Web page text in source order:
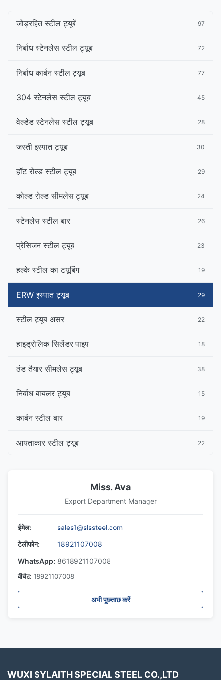
जोड़रहित स्टील ट्यूबें 97
निर्बाध स्टेनलेस स्टील ट्यूब 72
निर्बाध कार्बन स्टील ट्यूब 77
304 स्टेनलेस स्टील ट्यूब 45
वेल्डेड स्टेनलेस स्टील ट्यूब 28
जस्ती इस्पात ट्यूब 30
हॉट रोल्ड स्टील ट्यूब 29
कोल्ड रोल्ड सीमलेस ट्यूब 24
स्टेनलेस स्टील बार 26
प्रेसिजन स्टील ट्यूब 23
हल्के स्टील का टयूबिंग 19
ERW इस्पात ट्यूब 29
स्टील ट्यूब असर 22
हाइड्रोलिक सिलेंडर पाइप 18
ठंड तैयार सीमलेस ट्यूब 38
निर्बाध बायलर ट्यूब 15
कार्बन स्टील बार 19
आयताकार स्टील ट्यूब 22
Miss. Ava
Export Department Manager
ईमेल:
sales1@slssteel.com
टेलीफोन:
18921107008
WhatsApp: 8618921107008
वीचैट: 18921107008
अभी पूछताछ करें
WUXI SYLAITH SPECIAL STEEL CO.,LTD